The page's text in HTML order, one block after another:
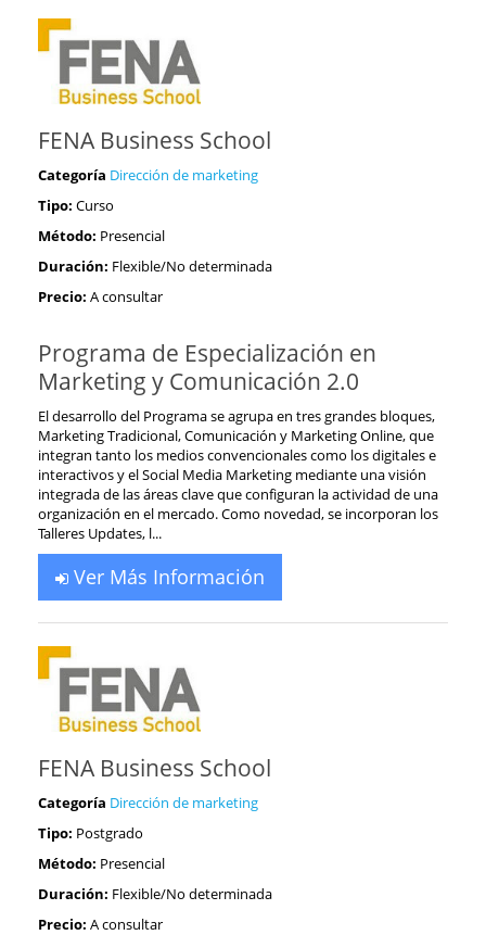
FENA Business School
Categoría Dirección de marketing
Tipo: Curso
Método: Presencial
Duración: Flexible/No determinada
Precio: A consultar
Programa de Especialización en
Marketing y Comunicación 2.0
El desarrollo del Programa se agrupa en tres grandes bloques,
Marketing Tradicional, Comunicación y Marketing Online, que
integran tanto los medios convencionales como los digitales e
interactivos y el Social Media Marketing mediante una visión
integrada de las áreas clave que configuran la actividad de una
organización en el mercado. Como novedad, se incorporan los
Talleres Updates, l...
Ver Más Información
FENA Business School
Categoría Dirección de marketing
Tipo: Postgrado
Método: Presencial
Duración: Flexible/No determinada
Precio: A consultar